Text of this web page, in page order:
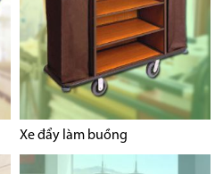
Xe đẩy làm buồng